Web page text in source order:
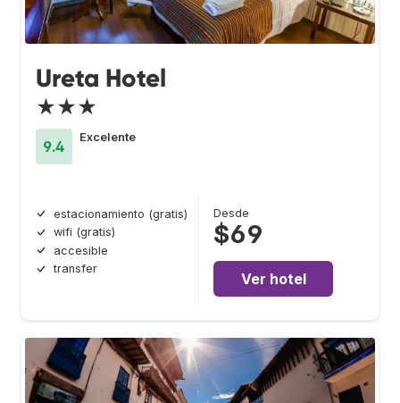
Ureta Hotel
★★★
9.4
Excelente
estacionamiento (gratis)
wifi (gratis)
accesible
transfer
Desde
$69
Ver hotel